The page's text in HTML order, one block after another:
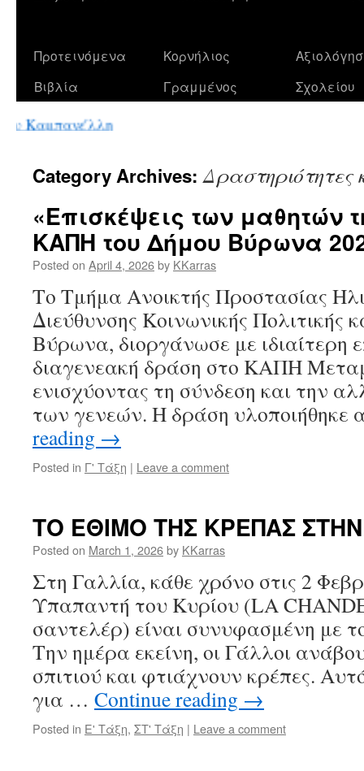
Προτεινόμενα
Βιβλία
Κορνήλιος
Γραμμένος
Σχολείου
Καμπανέλλη
Category Archives:
«Επισκέψεις των μαθητών
ΚΑΠΗ του Δήμου Βύρωνα
Posted on April 4, 2026by KKarras
Το Τμήμα Ανοικτής Προστασίας
Διεύθυνσης Κοινωνικής Πολιτικής
Βύρωνα, διοργάνωσε με ιδιαίτερη
διαγενεακή δράση στο ΚΑΠΗ
ενισχύοντας τη σύνδεση και την
των γενεών. Η δράση
reading →
Posted in Γ' Τάξη | Leave a comment
ΤΟ ΕΘΙΜΟ ΤΗΣ ΚΡΕΠΑΣ
Posted on March 1, 2026by KKarras
Στη Γαλλία, κάθε χρόνο στις 2
Υπαπαντή του Κυρίου (LA
σαντελέρ) είναι συνυφασμένη με
Την ημέρα εκείνη, οι Γάλλοι
σπιτιού και φτιάχνουν κρέπες.
για … Continue reading →
Posted in Ε' Τάξη, ΣΤ' Τάξη | Leave a comment